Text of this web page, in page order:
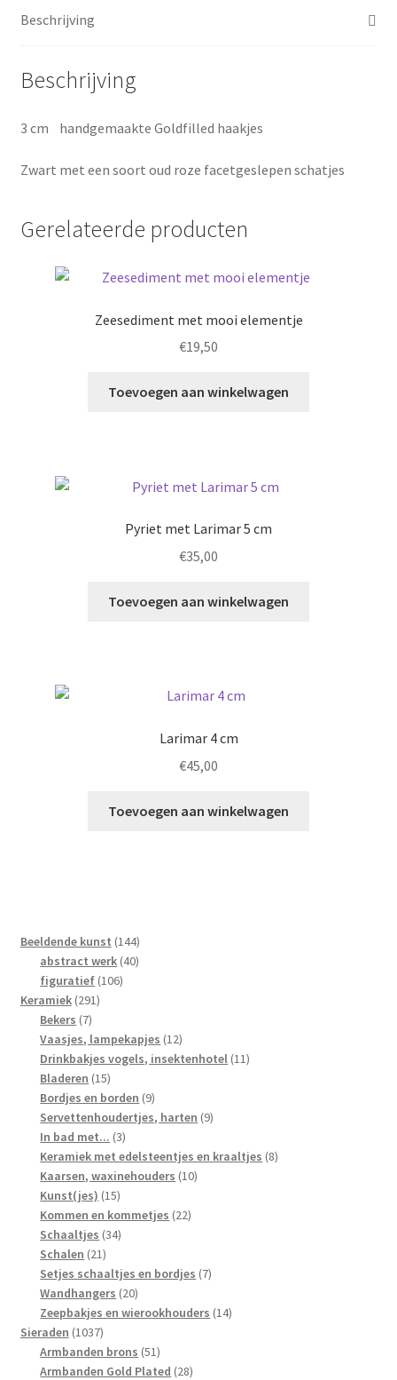
Beschrijving
Beschrijving
3 cm handgemaakte Goldfilled haakjes
Zwart met een soort oud roze facetgeslepen schatjes
Gerelateerde producten
Zeesediment met mooi elementje
€19,50
Toevoegen aan winkelwagen
Pyriet met Larimar 5 cm
€35,00
Toevoegen aan winkelwagen
Larimar 4 cm
€45,00
Toevoegen aan winkelwagen
Beeldende kunst 144144
producten
abstract werk 4040
figuratief 106106
Keramiek 291291
Bekers 77
producten
Vaasjes, lampekapjes 1212
producten
Drinkbakjes vogels, insektenhotel 1111
Bladeren 1515
producten
Bordjes en borden 99
producten
Servettenhoudertjes, harten 99
In bad met... 33
producten
Keramiek met edelsteentjes en kraaltjes 88
Kaarsen, waxinehouders 1010
Kunst(jes) 1515
producten
Kommen en kommetjes 2222
Schaaltjes 3434
Schalen 2121
producten
Setjes schaaltjes en bordjes 77
Wandhangers 2020
producten
Zeepbakjes en wierookhouders 1414
Sieraden 10371037
producten
Armbanden brons 5151
producten
Armbanden Gold Plated 2828